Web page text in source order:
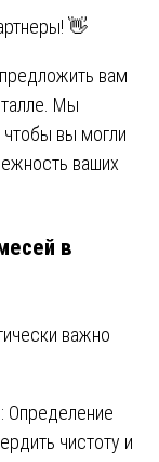
👋
вам
Мы
вы могли
ваших
в
важно
Определение
чистоту и